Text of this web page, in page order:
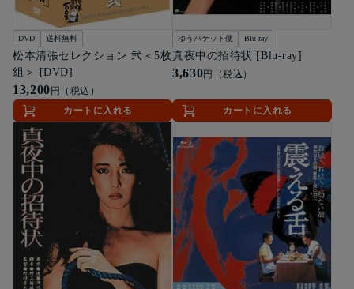
DVD 送料無料
松本清張セレクション 弐＜5枚
組＞ [DVD]
13,200 円（税込）
カートに入れる
ゆうパケット便 Blu-ray
真夜中の招待状 [Blu-ray]
3,630円（税込）
カートに入れる